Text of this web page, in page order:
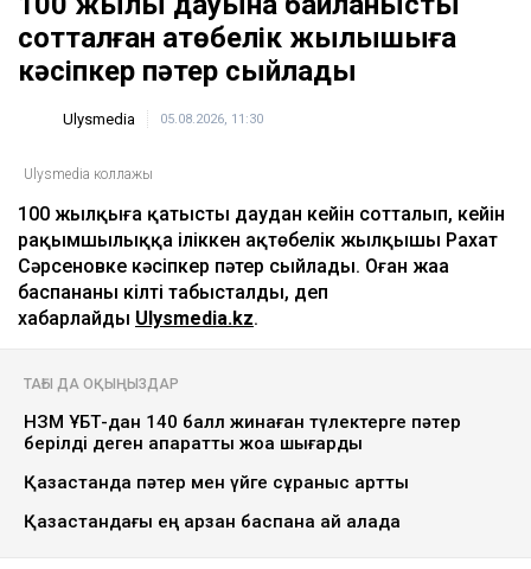
сотталған ақтөбелік жылқышыға
кәсіпкер пәтер сыйлады
Ulysmedia 05.08.2026, 11:30
Ulysmedia коллажы
100 жылқыға қатысты даудан кейін сотталып, кейін
рақымшылыққа іліккен ақтөбелік жылқышы Рахат
Сәрсеновке кәсіпкер пәтер сыйлады. Оған жаңа
баспананың кілті табысталды, деп
хабарлайды Ulysmedia.kz.
ТАҒЫ ДА ОҚЫҢЫЗДАР
НЗМ ҰБТ-дан 140 балл жинаған түлектерге пәтер
берілді деген ақпаратты жоққа шығарды
Қазақстанда пәтер мен үйге сұраныс артты
Қазақстандағы ең арзан баспана қай қалада